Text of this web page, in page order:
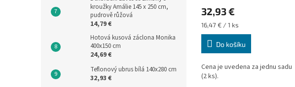
kroužky Amálie 145 x 250 cm,
pudrově růžová
14,79 €
Hotová kusová záclona Monika
400x150 cm
24,69 €
Teflonový ubrus bílá 140x280 cm
32,93 €
32,93 €
Měrná
cena:
16,47 € / 1 ks
Do košíku
Cena je uvedena za jednu sadu
(2 ks).